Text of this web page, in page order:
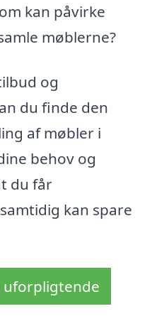
kan påvirke
møblerne?
og
du finde den
af møbler i
behov og
du får
kan spare
uforpligtende